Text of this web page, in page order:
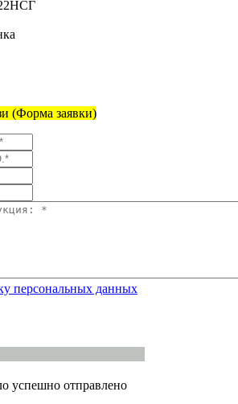
(Форма заявки)
персональных данных
успешно отправлено